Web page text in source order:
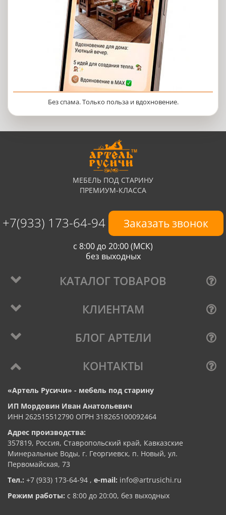
Без спама. Только польза и вдохновение.
МЕБЕЛЬ ПОД СТАРИНУ
ПРЕМИУМ-КЛАССА
+7(933) 173-64-94 Заказать звонок
с 8:00 до 20:00 (МСК)
без выходных
КАТАЛОГ ТОВАРОВ
КЛИЕНТАМ
БЛОГ АРТЕЛИ
КОНТАКТЫ
«Артель Русичи» - мебель под старину
ИП Мордовин Иван Анатольевич
ИНН 262515512790 ОГРН 318265100092464
Адрес производства:
357819, Россия, Ставропольский край, Кавказские
Минеральные Воды, г. Георгиевск, п. Новый, ул.
Первомайская, 73
Тел.: +7 (933) 173-64-94 , e-mail: info@artrusichi.ru
Режим работы: с 8:00 до 20:00, без выходных